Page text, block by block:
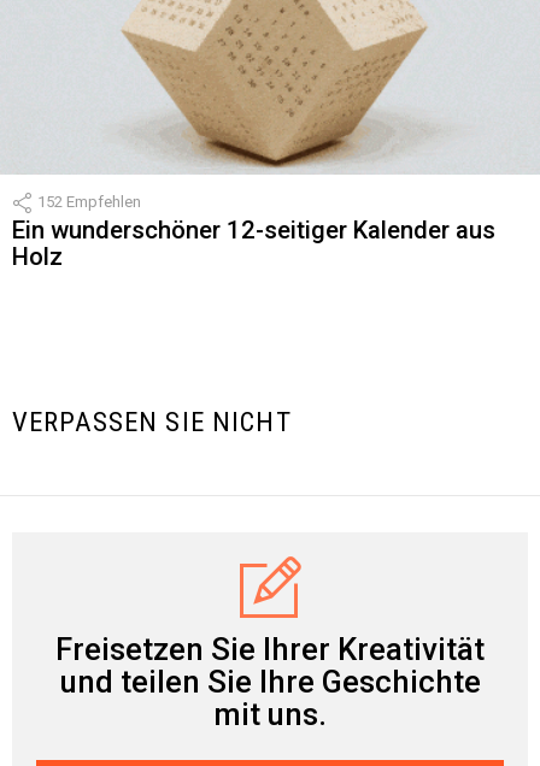
152 Empfehlen
Ein wunderschöner 12-seitiger Kalender aus
Holz
VERPASSEN SIE NICHT
Freisetzen Sie Ihrer Kreativität
und teilen Sie Ihre Geschichte
mit uns.